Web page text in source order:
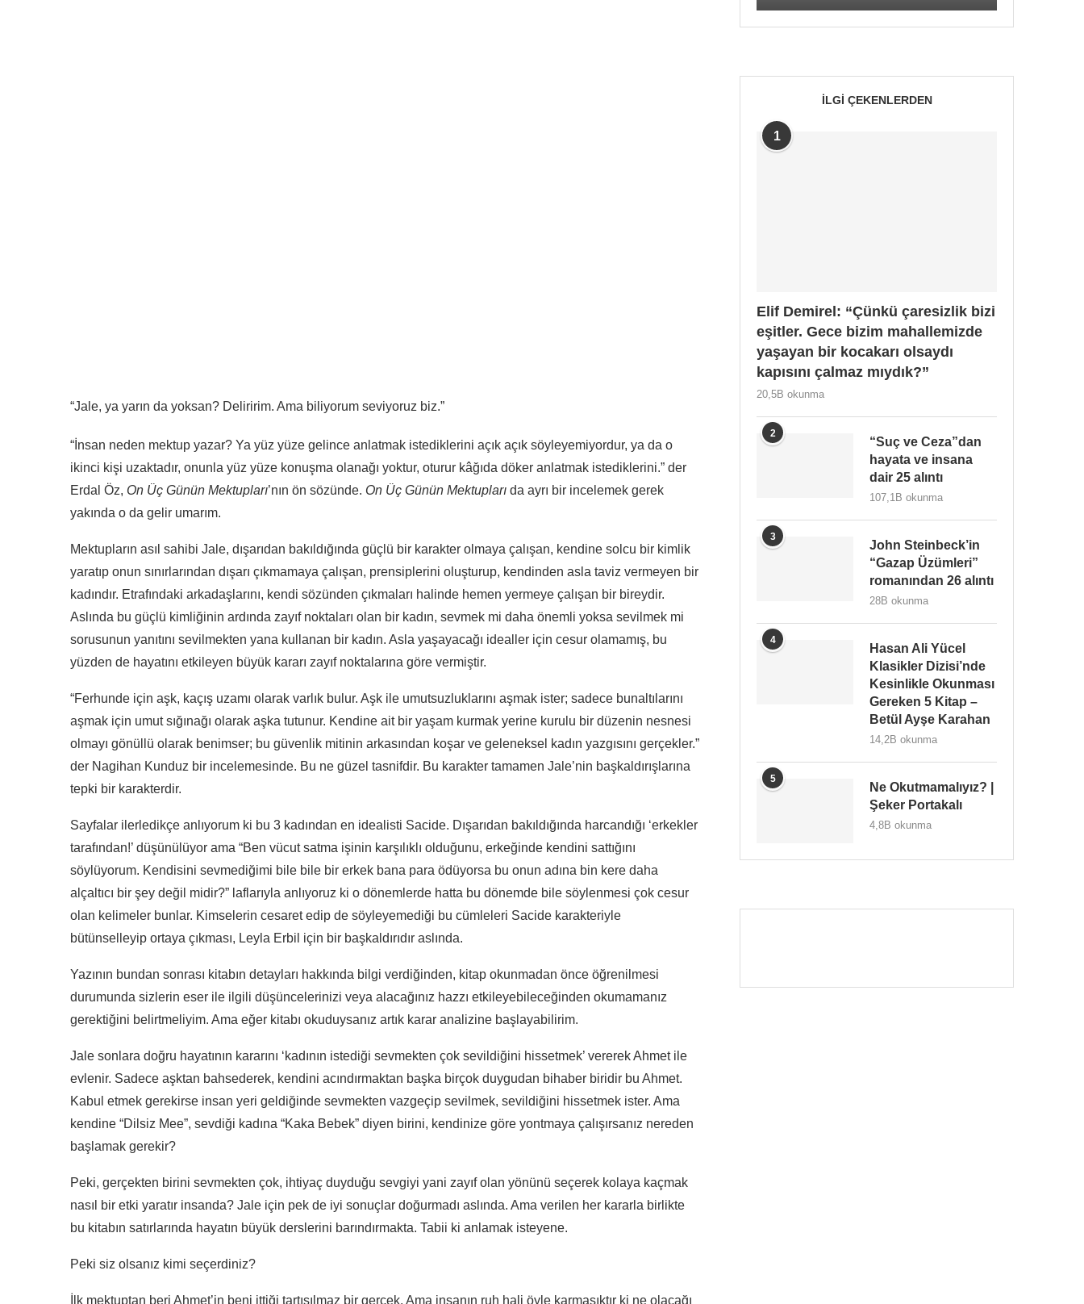
“Jale, ya yarın da yoksan? Deliririm. Ama biliyorum seviyoruz biz.”
“İnsan neden mektup yazar? Ya yüz yüze gelince anlatmak istediklerini açık açık söyleyemiyordur, ya da o
ikinci kişi uzaktadır, onunla yüz yüze konuşma olanağı yoktur, oturur kâğıda döker anlatmak istediklerini.” der
Erdal Öz, On Üç Günün Mektupları’nın ön sözünde. On Üç Günün Mektupları da ayrı bir incelemek gerek
yakında o da gelir umarım.
Mektupların asıl sahibi Jale, dışarıdan bakıldığında güçlü bir karakter olmaya çalışan, kendine solcu bir kimlik
yaratıp onun sınırlarından dışarı çıkmamaya çalışan, prensiplerini oluşturup, kendinden asla taviz vermeyen bir
kadındır. Etrafındaki arkadaşlarını, kendi sözünden çıkmaları halinde hemen yermeye çalışan bir bireydir.
Aslında bu güçlü kimliğinin ardında zayıf noktaları olan bir kadın, sevmek mi daha önemli yoksa sevilmek mi
sorusunun yanıtını sevilmekten yana kullanan bir kadın. Asla yaşayacağı idealler için cesur olamamış, bu
yüzden de hayatını etkileyen büyük kararı zayıf noktalarına göre vermiştir.
“Ferhunde için aşk, kaçış uzamı olarak varlık bulur. Aşk ile umutsuzluklarını aşmak ister; sadece bunaltılarını
aşmak için umut sığınağı olarak aşka tutunur. Kendine ait bir yaşam kurmak yerine kurulu bir düzenin nesnesi
olmayı gönüllü olarak benimser; bu güvenlik mitinin arkasından koşar ve geleneksel kadın yazgısını gerçekler.”
der Nagihan Kunduz bir incelemesinde. Bu ne güzel tasnifdir. Bu karakter tamamen Jale’nin başkaldırışlarına
tepki bir karakterdir.
Sayfalar ilerledikçe anlıyorum ki bu 3 kadından en idealisti Sacide. Dışarıdan bakıldığında harcandığı ‘erkekler
tarafından!’ düşünülüyor ama “Ben vücut satma işinin karşılıklı olduğunu, erkeğinde kendini sattığını
söylüyorum. Kendisini sevmediğimi bile bile bir erkek bana para ödüyorsa bu onun adına bin kere daha
alçaltıcı bir şey değil midir?” laflarıyla anlıyoruz ki o dönemlerde hatta bu dönemde bile söylenmesi çok cesur
olan kelimeler bunlar. Kimselerin cesaret edip de söyleyemediği bu cümleleri Sacide karakteriyle
bütünselleyip ortaya çıkması, Leyla Erbil için bir başkaldırıdır aslında.
Yazının bundan sonrası kitabın detayları hakkında bilgi verdiğinden, kitap okunmadan önce öğrenilmesi
durumunda sizlerin eser ile ilgili düşüncelerinizi veya alacağınız hazzı etkileyebileceğinden okumamanız
gerektiğini belirtmeliyim. Ama eğer kitabı okuduysanız artık karar analizine başlayabilirim.
Jale sonlara doğru hayatının kararını ‘kadının istediği sevmekten çok sevildiğini hissetmek’ vererek Ahmet ile
evlenir. Sadece aşktan bahsederek, kendini acındırmaktan başka birçok duygudan bihaber biridir bu Ahmet.
Kabul etmek gerekirse insan yeri geldiğinde sevmekten vazgeçip sevilmek, sevildiğini hissetmek ister. Ama
kendine “Dilsiz Mee”, sevdiği kadına “Kaka Bebek” diyen birini, kendinize göre yontmaya çalışırsanız nereden
başlamak gerekir?
Peki, gerçekten birini sevmekten çok, ihtiyaç duyduğu sevgiyi yani zayıf olan yönünü seçerek kolaya kaçmak
nasıl bir etki yaratır insanda? Jale için pek de iyi sonuçlar doğurmadı aslında. Ama verilen her kararla birlikte
bu kitabın satırlarında hayatın büyük derslerini barındırmakta. Tabii ki anlamak isteyene.
Peki siz olsanız kimi seçerdiniz?
İlk mektuptan beri Ahmet’in beni ittiği tartışılmaz bir gerçek. Ama insanın ruh hali öyle karmaşıktır ki ne olacağı
İLGI ÇEKENLERDEN
1
Elif Demirel: “Çünkü çaresizlik bizi
eşitler. Gece bizim mahallemizde
yaşayan bir kocakarı olsaydı
kapısını çalmaz mıydık?”
20,5B okunma
2
“Suç ve Ceza”dan
hayata ve insana
dair 25 alıntı
107,1B okunma
3
John Steinbeck’in
“Gazap Üzümleri”
romanından 26 alıntı
28B okunma
4
Hasan Ali Yücel
Klasikler Dizisi’nde
Kesinlikle Okunması
Gereken 5 Kitap –
Betül Ayşe Karahan
14,2B okunma
5
Ne Okutmamalıyız? |
Şeker Portakalı
4,8B okunma